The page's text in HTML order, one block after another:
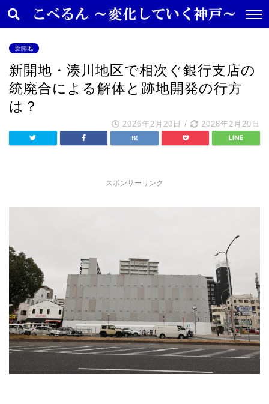
新開地
新開地・湊川地区で相次ぐ銀行支店の
統廃合による解体と跡地開発の行方
は？
2026年2月20日 / 2026年2月20日
スポンサーリンク